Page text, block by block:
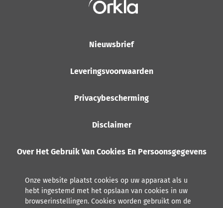
Nieuwsbrief
Leveringsvoorwaarden
Privacybescherming
Disclaimer
Over Het Gebruik Van Cookies En Persoonsgegevens
Onze website plaatst cookies op uw apparaat als u
hebt ingestemd met het opslaan van cookies in uw
browserinstellingen. Cookies worden gebruikt om de